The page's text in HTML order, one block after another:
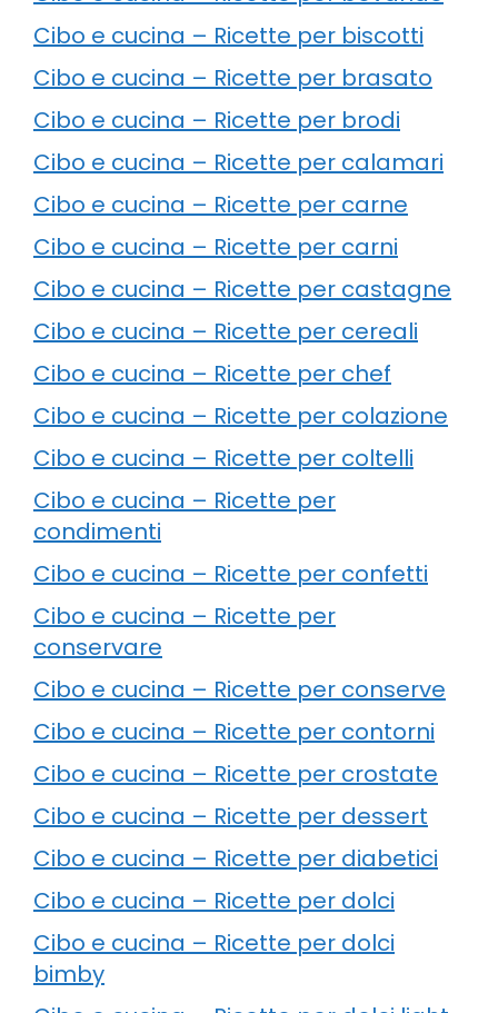
Cibo e cucina – Ricette per biscotti
Cibo e cucina – Ricette per brasato
Cibo e cucina – Ricette per brodi
Cibo e cucina – Ricette per calamari
Cibo e cucina – Ricette per carne
Cibo e cucina – Ricette per carni
Cibo e cucina – Ricette per castagne
Cibo e cucina – Ricette per cereali
Cibo e cucina – Ricette per chef
Cibo e cucina – Ricette per colazione
Cibo e cucina – Ricette per coltelli
Cibo e cucina – Ricette per
condimenti
Cibo e cucina – Ricette per confetti
Cibo e cucina – Ricette per
conservare
Cibo e cucina – Ricette per conserve
Cibo e cucina – Ricette per contorni
Cibo e cucina – Ricette per crostate
Cibo e cucina – Ricette per dessert
Cibo e cucina – Ricette per diabetici
Cibo e cucina – Ricette per dolci
Cibo e cucina – Ricette per dolci
bimby